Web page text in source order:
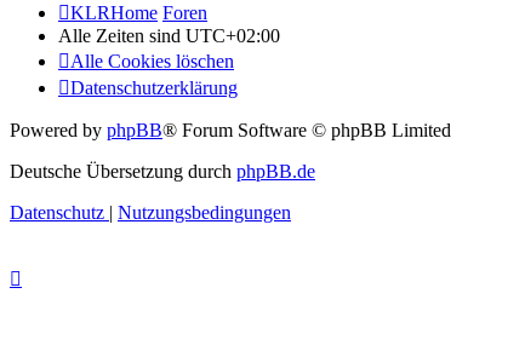
KLRHome Foren
Alle Zeiten sind UTC+02:00
Alle Cookies löschen
Datenschutzerklärung
Powered by phpBB® Forum Software © phpBB Limited
Deutsche Übersetzung durch phpBB.de
Datenschutz | Nutzungsbedingungen